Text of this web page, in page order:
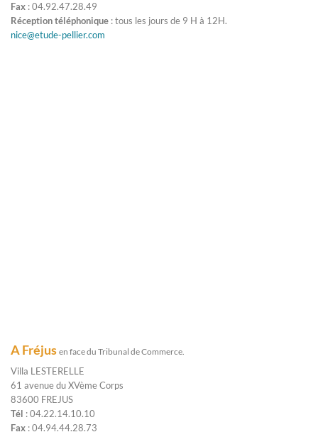
Fax : 04.92.47.28.49
Réception téléphonique : tous les jours de 9 H à 12H.
nice@etude-pellier.com
A Fréjus en face du Tribunal de Commerce.
Villa LESTERELLE
61 avenue du XVème Corps
83600 FREJUS
Tél : 04.22.14.10.10
Fax : 04.94.44.28.73